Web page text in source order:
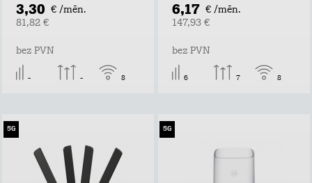
3,30 € /mēn.
81,82 €
bez PVN
- - 8
6,17 € /mēn.
147,93 €
bez PVN
6 7 8
5G 5G